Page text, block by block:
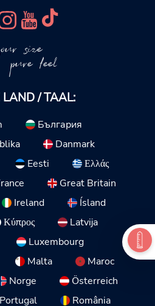
size
pure feel
LAND / TAAL:
България
Danmark
Eesti
Ελλάς
Great Britain
Ireland
Ísland
Κύπρος
Latvija
Luxembourg
Malta
Maroc
Norge
Österreich
România